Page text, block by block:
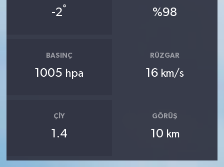
-2° %98
BASINÇ
1005 hpa
RÜZGAR
16 km/s
ÇIY
1.4
GÖRÜŞ
10 km